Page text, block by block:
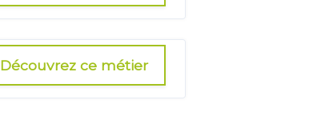
Découvrez ce métier